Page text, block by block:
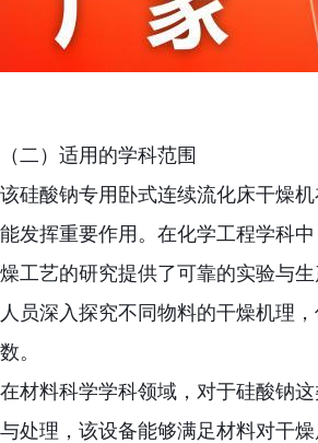
（二）适用的学科范围
该硅酸钠专用卧式连续流化床干燥
能发挥重要作用。在化学工程学科
燥工艺的研究提供了可靠的实验与
人员深入探究不同物料的干燥机理
数。
在材料科学学科领域，对于硅酸钠
与处理，该设备能够满足材料对干燥